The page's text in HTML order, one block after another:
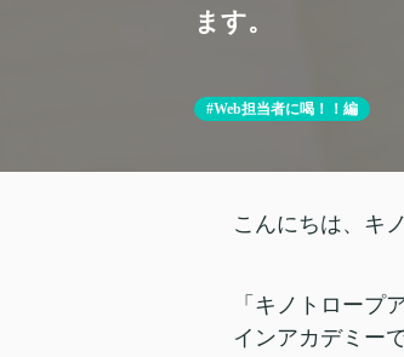
ます。
#Web担当者に喝！！編
こんにちは、キ
「キノトロープ
インアカデミー